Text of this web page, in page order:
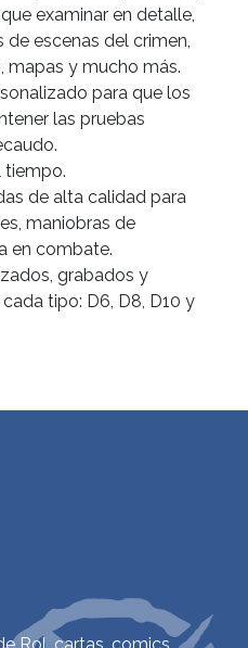
examinar en detalle,
escenas del crimen,
mapas y mucho más.
para que los
las pruebas
tiempo.
de alta calidad para
maniobras de
en combate.
grabados y
tipo: D6, D8, D10 y